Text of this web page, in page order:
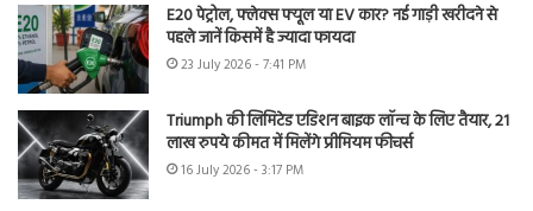
E20 पेट्रोल, फ्लेक्स फ्यूल या EV कार? नई गाड़ी खरीदने से
पहले जानें किसमें है ज्यादा फायदा
23 July 2026 - 7:41 PM
Triumph की लिमिटेड एडिशन बाइक लॉन्च के लिए तैयार, 21
लाख रुपये कीमत में मिलेंगे प्रीमियम फीचर्स
16 July 2026 - 3:17 PM